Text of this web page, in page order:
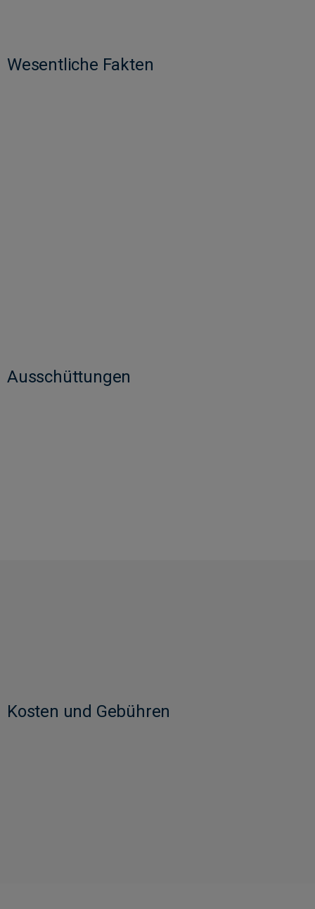
Wesentliche Fakten
Ausschüttungen
Kosten und Gebühren